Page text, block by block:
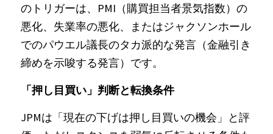
のトリガーは、PMI（購買担当者景気指数）の
悪化、失業率の悪化、またはジャクソンホール
でのパウエル議長のタカ派的な発言（金融引き
締めを示唆する発言）です。
「押し目買い」判断と転換条件
JPMは「現在の下げは押し目買いの機会」と評